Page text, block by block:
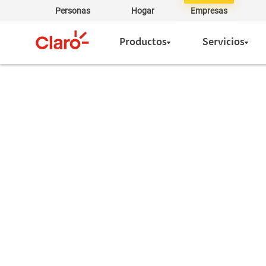
Personas Hogar Empresas
Productos Servicios